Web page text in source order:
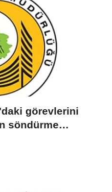
görevlerini
söndürme